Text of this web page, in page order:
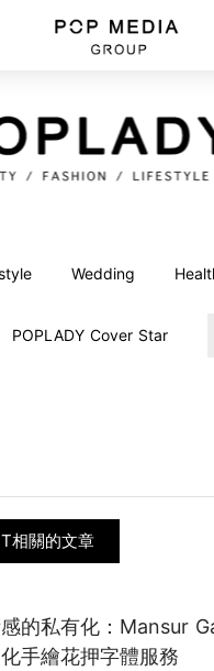
Wedding
POPLADY Cover Star
相關的文章
的私有化：Mansur
手繪花押字體服務